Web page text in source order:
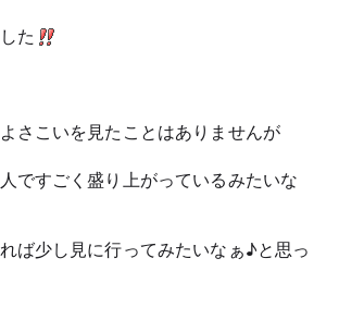
た
さこいを見たことはありませんが
ですごく盛り上がっているみたいな
ば少し見に行ってみたいなぁ♪と思っ